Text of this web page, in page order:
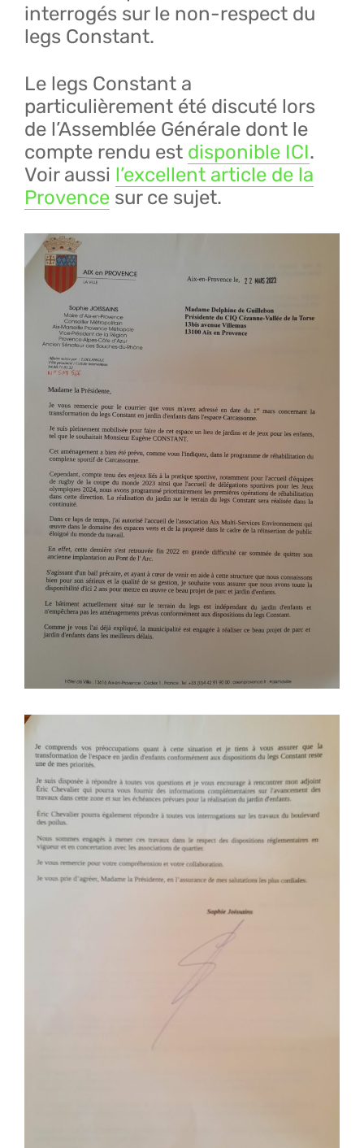
interrogés sur le non-respect du
legs Constant.
Le legs Constant a
particulièrement été discuté lors
de l’Assemblée Générale dont le
compte rendu est disponible ICI.
Voir aussi l’excellent article de la
Provence sur ce sujet.